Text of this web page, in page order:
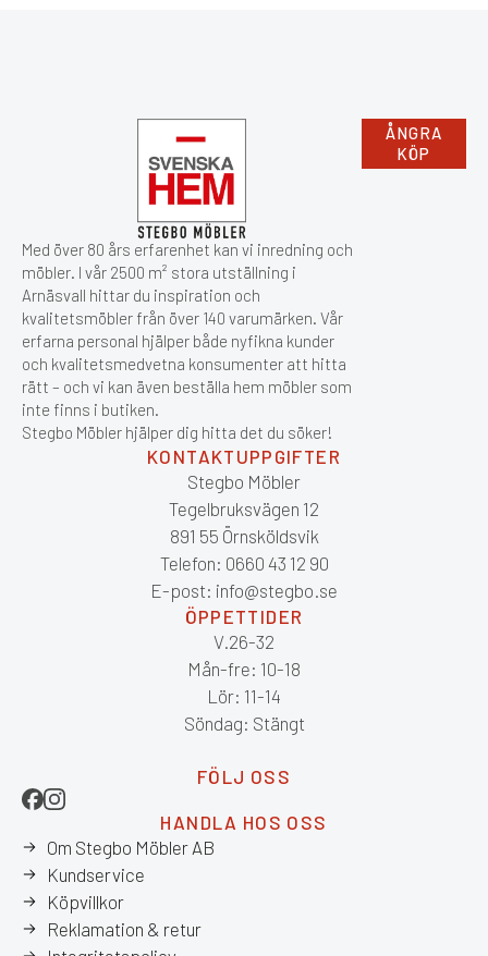
Med över 80 års erfarenhet kan vi inredning och
möbler. I vår 2500 m² stora utställning i
Arnäsvall hittar du inspiration och
kvalitetsmöbler från över 140 varumärken. Vår
erfarna personal hjälper både nyfikna kunder
och kvalitetsmedvetna konsumenter att hitta
rätt – och vi kan även beställa hem möbler som
inte finns i butiken.
Stegbo Möbler hjälper dig hitta det du söker!
ÅNGRA
KÖP
KONTAKTUPPGIFTER
Stegbo Möbler
Tegelbruksvägen 12
891 55 Örnsköldsvik
Telefon: 0660 43 12 90
E-post: info@stegbo.se
ÖPPETTIDER
V.26-32
Mån-fre: 10-18
Lör: 11-14
Söndag: Stängt
FÖLJ OSS
HANDLA HOS OSS
Om Stegbo Möbler AB
Kundservice
Köpvillkor
Reklamation & retur